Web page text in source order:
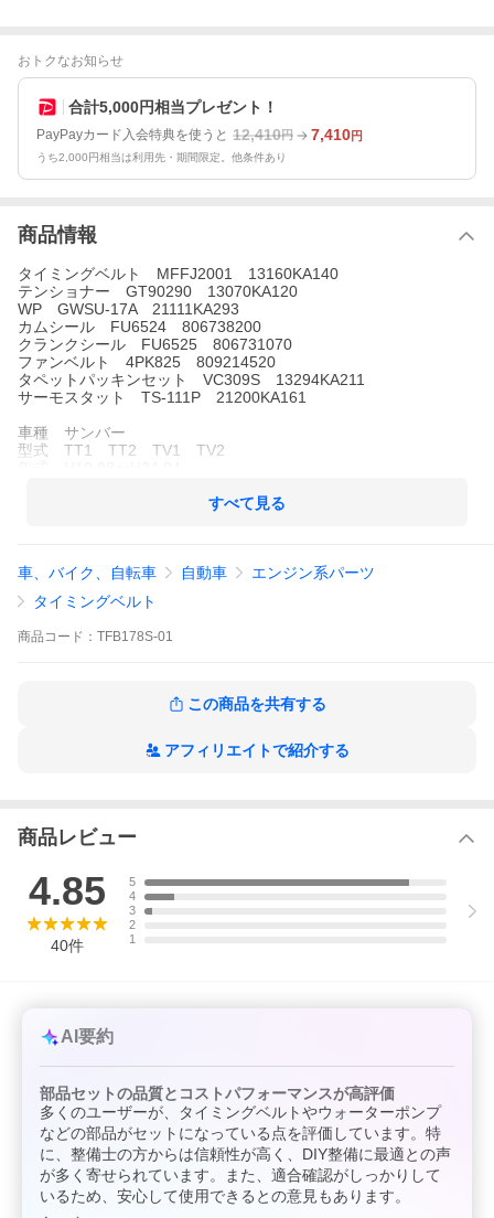
おトクなお知らせ
合計5,000円相当プレゼント！
PayPayカード入会特典を使うと 12,410円 7,410円
うち2,000円相当は利用先・期間限定。他条件あり
商品情報
タイミングベルト MFFJ2001 13160KA140
テンショナー GT90290 13070KA120
WP GWSU-17A 21111KA293
カムシール FU6524 806738200
クランクシール FU6525 806731070
ファンベルト 4PK825 809214520
タペットパッキンセット VC309S 13294KA211
サーモスタット TS-111P 21200KA161
車種 サンバー
型式 TT1 TT2 TV1 TV2
願い致します。
※純正品番などで適合確認がお済みの場合は、ご要望欄に「適合
確認済み」とご入力下さい。
※ご購入前に必ずPC版 商品説明をご確認下さい。
ンジン 部品 カム クランク セット 一式 車検 三ッ星 yabumoto ヤ
すべて見る
車、バイク、自転車 自動車
エンジン系パーツ
タイミングベルト
商品 コード： TFB178S-01
この商品を共有する
アフィリエイトで紹介する
商品レビュー
4.85
40件
5
4
3
2
1
AI要約
部品セットの品質とコストパフォーマンスが高評価
多くのユーザーが、タイミングベルトやウォーターポンプ
などの部品がセットになっている点を評価しています。特
に、整備士の方からは信頼性が高く、DIY整備に最適との声
が多く寄せられています。また、適合確認がしっかりして
いるため、安心して使用できるとの意見もあります。